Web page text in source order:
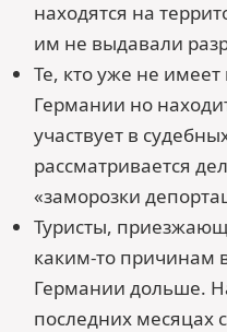
находятся на
им не выдавали
Те, кто уже не
Германии но
участвует в
рассматривается
«заморозки
Туристы,
каким-то причинам
Германии дольше.
последних месяцах